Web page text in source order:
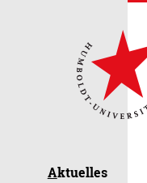
Aktuelles